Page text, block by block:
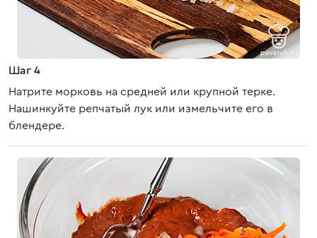
Шаг 4
Натрите морковь на средней или крупной терке.
Нашинкуйте репчатый лук или измельчите его в
блендере.